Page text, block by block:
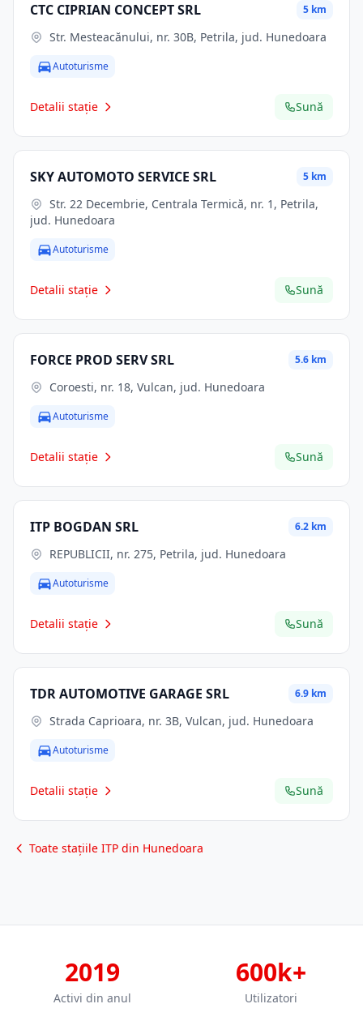
CTC CIPRIAN CONCEPT SRL 5 km
Str. Mesteacănului, nr. 30B, Petrila, jud. Hunedoara
Autoturisme
Detalii stație Sună
SKY AUTOMOTO SERVICE SRL 5 km
jud. Hunedoara
Autoturisme
Detalii stație Sună
FORCE PROD SERV SRL 5.6 km
Coroesti, nr. 18, Vulcan, jud. Hunedoara
Autoturisme
Detalii stație Sună
ITP BOGDAN SRL 6.2 km
REPUBLICII, nr. 275, Petrila, jud. Hunedoara
Autoturisme
Detalii stație Sună
TDR AUTOMOTIVE GARAGE SRL 6.9 km
Strada Caprioara, nr. 3B, Vulcan, jud. Hunedoara
Autoturisme
Detalii stație Sună
Toate stațiile ITP din Hunedoara
2019
Activi din anul
600k+
Utilizatori